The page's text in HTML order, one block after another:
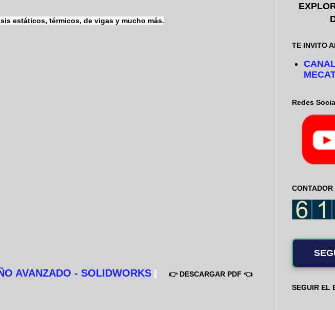
estáticos, térmicos, de vigas y mucho más.
AVANZADO - SOLIDWORKS 👉 DESCARGAR PDF 👈
TE INVITO
Redes
CONTADOR
SEGUIR EL